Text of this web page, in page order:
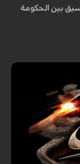
بين الحكومة